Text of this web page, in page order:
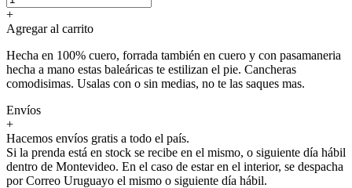
+
Agregar al carrito
Hecha en 100% cuero, forrada también en cuero y con pasamaneria
hecha a mano estas baleáricas te estilizan el pie. Cancheras
comodisimas. Usalas con o sin medias, no te las saques mas.
Envíos
+
Hacemos envíos gratis a todo el país.
Si la prenda está en stock se recibe en el mismo, o siguiente día hábil
dentro de Montevideo. En el caso de estar en el interior, se despacha
por Correo Uruguayo el mismo o siguiente día hábil.